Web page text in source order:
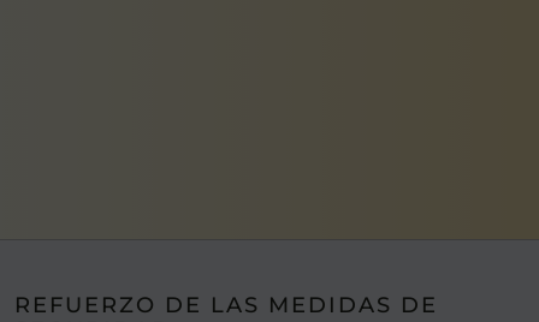
REFUERZO DE LAS MEDIDAS DE